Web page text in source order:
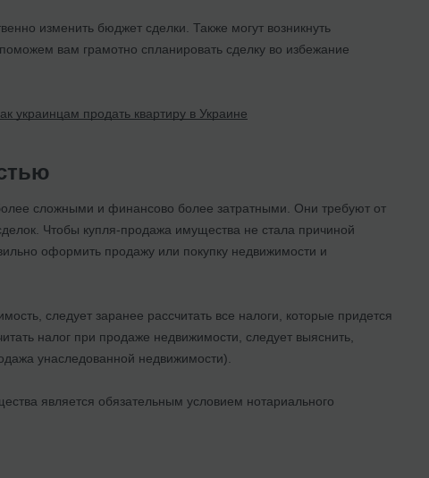
изменить бюджет сделки. Также могут возникнуть
вам грамотно спланировать сделку во избежание
украинцам продать квартиру в Украине
сложными и финансово более затратными. Они требуют от
Чтобы купля-продажа имущества не стала причиной
оформить продажу или покупку недвижимости и
следует заранее рассчитать все налоги, которые придется
налог при продаже недвижимости, следует выяснить,
унаследованной недвижимости).
является обязательным условием нотариального